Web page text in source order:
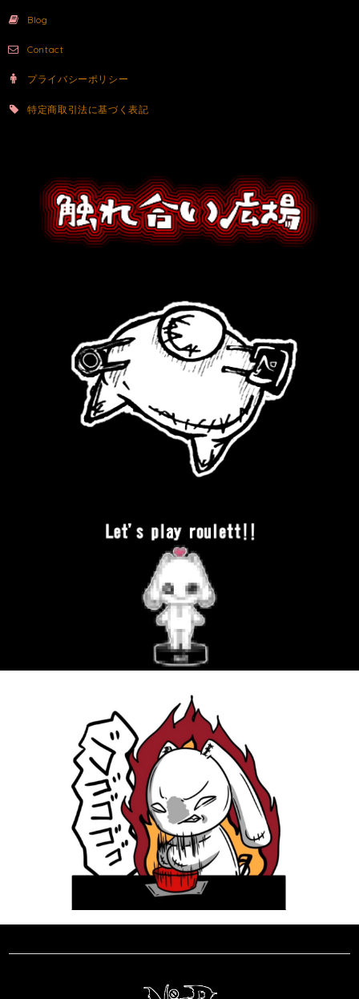
Blog
Contact
プライバシーポリシー
特定商取引法に基づく表記